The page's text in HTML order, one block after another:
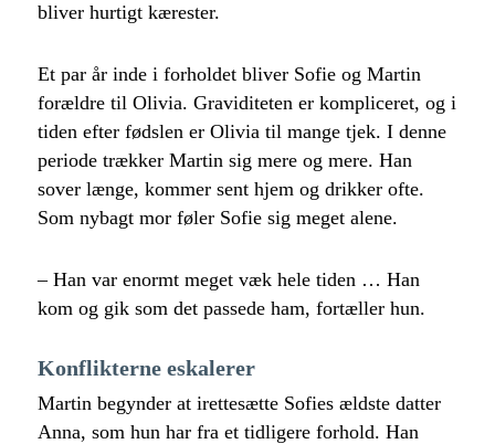
bliver hurtigt kærester.
Et par år inde i forholdet bliver Sofie og Martin
forældre til Olivia. Graviditeten er kompliceret, og i
tiden efter fødslen er Olivia til mange tjek. I denne
periode trækker Martin sig mere og mere. Han
sover længe, kommer sent hjem og drikker ofte.
Som nybagt mor føler Sofie sig meget alene.
– Han var enormt meget væk hele tiden … Han
kom og gik som det passede ham, fortæller hun.
Konflikterne eskalerer
Martin begynder at irettesætte Sofies ældste datter
Anna, som hun har fra et tidligere forhold. Han